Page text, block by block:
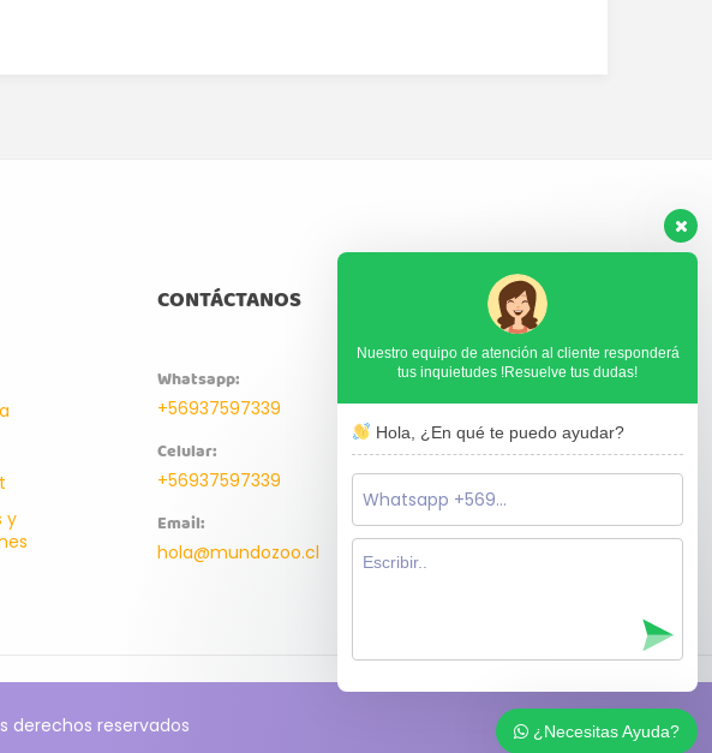
y
CONTÁCTANOS
Whatsapp:
+56937597339
Celular:
+56937597339
Email:
hola@mundozoo.cl
derechos reservados
Nuestro equipo de atención al cliente responderá
tus inquietudes !Resuelve tus dudas!
Hola, ¿En qué te puedo ayudar?
¿Necesitas Ayuda?